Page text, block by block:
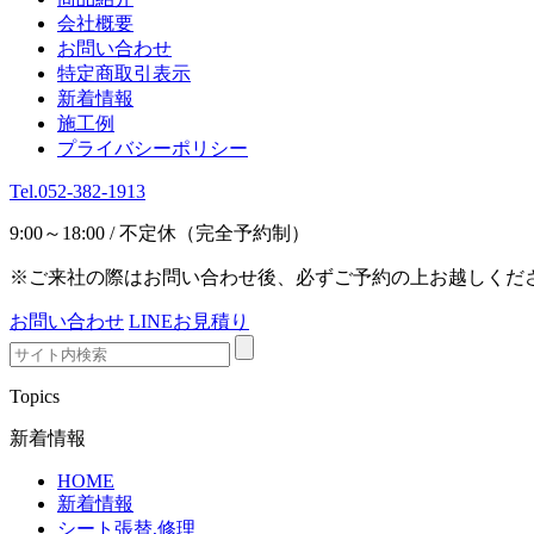
会社概要
お問い合わせ
特定商取引表示
新着情報
施工例
プライバシーポリシー
Tel.052-382-1913
9:00～18:00 / 不定休（完全予約制）
※ご来社の際はお問い合わせ後、必ずご予約の上お越しくだ
お問い合わせ LINEお見積り
Topics
新着情報
HOME
新着情報
シート張替,修理